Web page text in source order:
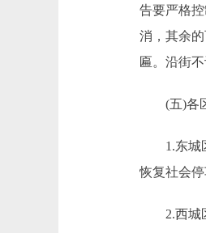
告要严格
消，其余
匾。沿街
(五)各区
1.东城区
恢复社会停
2.西城区